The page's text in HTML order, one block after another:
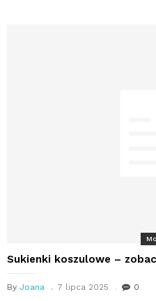
Sukienki koszulowe –
By Joana 7 lipca 2025 0